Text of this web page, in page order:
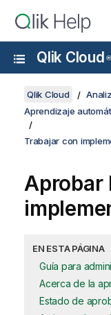
Qlik Cloud ®
Qlik Cloud
Aprendizaje
Trabajar con
Aprobar
EN ESTA PÁGINA
Guía para
Acerca de la
Estado de